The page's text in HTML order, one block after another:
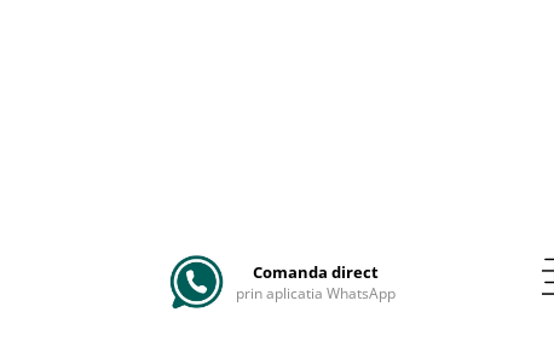
Comanda direct
prin aplicatia WhatsApp